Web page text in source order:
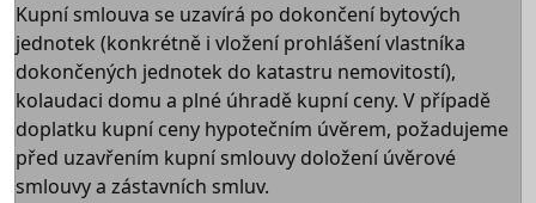
Kupní smlouva se uzavírá po dokončení bytových
jednotek (konkrétně i vložení prohlášení vlastníka
dokončených jednotek do katastru nemovitostí),
kolaudaci domu a plné úhradě kupní ceny. V případě
doplatku kupní ceny hypotečním úvěrem, požadujeme
před uzavřením kupní smlouvy doložení úvěrové
smlouvy a zástavních smluv.